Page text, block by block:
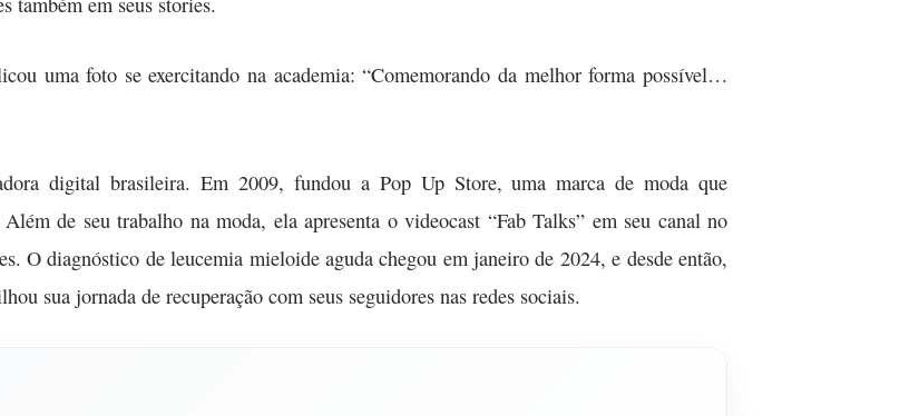
uma foto se exercitando na academia: “Comemorando da melhor forma possível…
digital brasileira. Em 2009, fundou a Pop Up Store, uma marca de moda que
de seu trabalho na moda, ela apresenta o videocast “Fab Talks” em seu canal no
O diagnóstico de leucemia mieloide aguda chegou em janeiro de 2024, e desde então,
sua jornada de recuperação com seus seguidores nas redes sociais.